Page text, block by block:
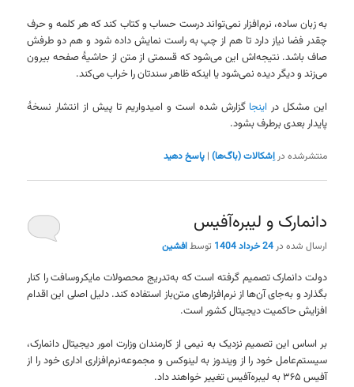
به زبان ساده، نرم‌افزار نمی‌تواند درست حساب و کتاب کند که هر کلمه و حرف
چقدر فضا نیاز دارد تا هم از چپ به راست نمایش داده شود و هم دو طرفش
صاف باشد. نتیجه‌اش این می‌شود که قسمتی از متن از حاشیهٔ صفحه بیرون
می‌زند و دیگر دیده نمی‌شود یا اینکه ظاهر سندتان را خراب می‌کند.
این مشکل در اینجا گزارش شده است و امیدواریم تا پیش از انتشار نسخهٔ
پایدار بعدی برطرف بشود.
منتشرشده در اِشکالات (باگ‌ها) |پاسخ دهید
دانمارک و لیبره‌آفیس
ارسال شده در24 خرداد 1404 توسطافشین
دولت دانمارک تصمیم گرفته است که به‌تدریج محصولات مایکروسافت را کنار
بگذارد و به‌جای آن‌ها از نرم‌افزارهای متن‌باز استفاده کند. دلیل اصلی این اقدام
افزایش حاکمیت دیجیتال کشور است.
بر اساس این تصمیم نزدیک به نیمی از کارمندان وزارت امور دیجیتال دانمارک،
سیستم‌عامل خود را از ویندوز به لینوکس و مجموعه‌نرم‌افزاری اداری خود را از
آفیس ۳۶۵ به لیبره‌آفیس تغییر خواهند داد.